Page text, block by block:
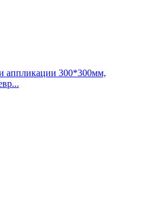
аппликации 300*300мм,